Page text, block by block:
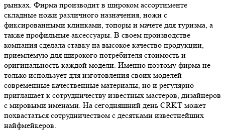
рынках. Фирма производит в широком ассортименте
складные ножи различного назначения, ножи с
фиксированными клинками, топоры и мачете для туризма, а
также профильные аксессуары. В своем производстве
компания сделала ставку на высокое качество продукции,
приемлемую для широкого потребителя стоимость и
оригинальность каждой модели. Именно поэтому фирма не
только использует для изготовления своих моделей
современные качественные материалы, но и регулярно
приглашает к сотрудничеству известных мастеров, дизайнеров
с мировыми именами. На сегодняшний день CRKT может
похвастаться сотрудничеством с десятками известнейших
найфмейкеров.